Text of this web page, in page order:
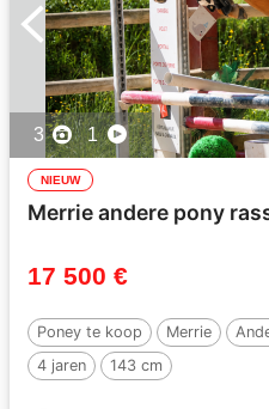
3 1
NIEUW
Merrie andere pony
17 500 €
Poney te koop Merrie
4 jaren
143 cm